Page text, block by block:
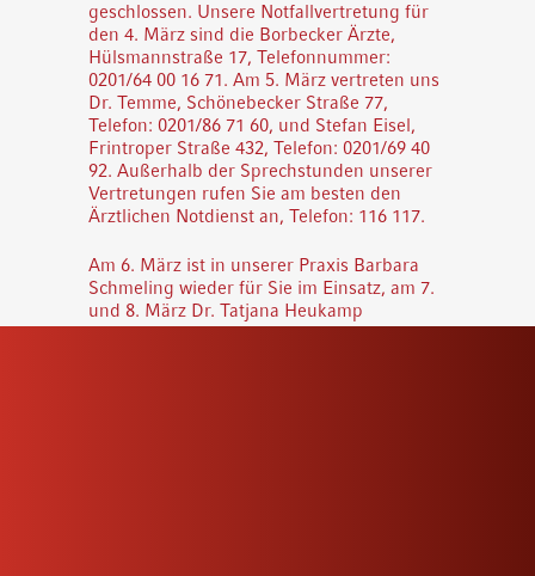
geschlossen. Unsere Notfallvertretung für
den 4. März sind die Borbecker Ärzte,
Hülsmannstraße 17, Telefonnummer:
0201/64 00 16 71. Am 5. März vertreten uns
Dr. Temme, Schönebecker Straße 77,
Telefon: 0201/86 71 60, und Stefan Eisel,
Frintroper Straße 432, Telefon: 0201/69 40
92. Außerhalb der Sprechstunden unserer
Vertretungen rufen Sie am besten den
Ärztlichen Notdienst an, Telefon: 116 117.
Am 6. März ist in unserer Praxis Barbara
Schmeling wieder für Sie im Einsatz, am 7.
und 8. März Dr. Tatjana Heukamp